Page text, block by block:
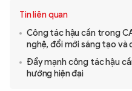
Tin liên quan
Công tác hậu cần trong
nghệ, đổi mới sáng tạo
Đẩy mạnh công tác hậu
hướng hiện đại